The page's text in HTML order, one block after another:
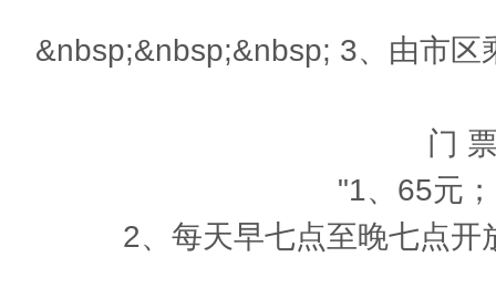
&nbsp;&nbsp;&nbsp; 3、由市
门
"1、65元
2、每天早七点至晚七点